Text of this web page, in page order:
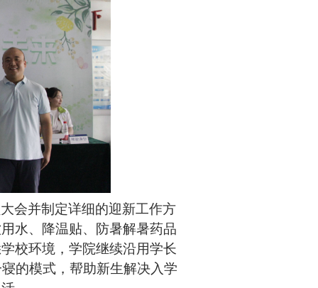
会并制定详细的迎新工作方
水、降温贴、防暑解暑药品
校环境，学院继续沿用学长
的模式，帮助新生解决入学